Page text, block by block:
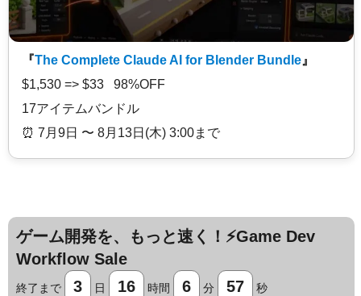
『The Complete Claude AI for Blender Bundle 』
$1,530 => $33 98%OFF
17アイテムバンドル
⏰️ 7月9日 〜 8月13日(木) 3:00まで
ゲーム開発を、もっと速く！⚡️Game Dev
Workflow Sale
終了まで 3 日 16 時間 6 分 56 秒